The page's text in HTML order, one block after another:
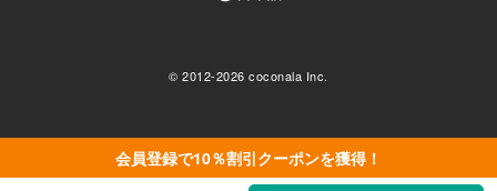
会員登録で10％割引クーポンを獲得！